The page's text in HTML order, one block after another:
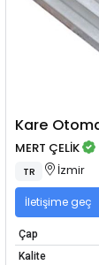
Kare
MERT ÇELİK
TR İzmir
İletişime geç
Çap
Kalite